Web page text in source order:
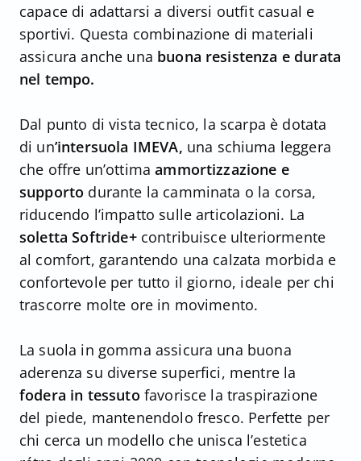
capace di adattarsi a diversi outfit casual e
sportivi. Questa combinazione di materiali
assicura anche una buona resistenza e durata
nel tempo.
Dal punto di vista tecnico, la scarpa è dotata
di un’intersuola IMEVA, una schiuma leggera
che offre un’ottima ammortizzazione e
supporto durante la camminata o la corsa,
riducendo l’impatto sulle articolazioni. La
soletta Softride+contribuisce ulteriormente
al comfort, garantendo una calzata morbida e
confortevole per tutto il giorno, ideale per chi
trascorre molte ore in movimento.
La suola in gomma assicura una buona
aderenza su diverse superfici, mentre la
fodera in tessuto favorisce la traspirazione
del piede, mantenendolo fresco. Perfette per
chi cerca un modello che unisca l’estetica